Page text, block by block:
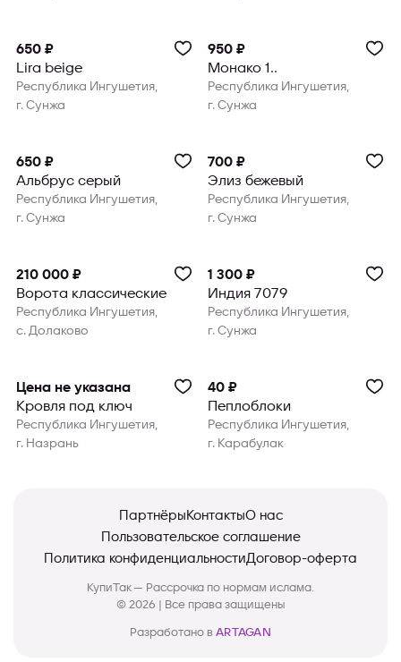
650 ₽
Lira beige
Республика Ингушетия,
г. Сунжа
950 ₽
Монако 1..
Республика Ингушетия,
г. Сунжа
650 ₽
Альбрус серый
Республика Ингушетия,
г. Сунжа
700 ₽
Элиз бежевый
Республика Ингушетия,
г. Сунжа
210 000 ₽
Ворота классические
Республика Ингушетия,
с. Долаково
1 300 ₽
Индия 7079
Республика Ингушетия,
г. Сунжа
Цена не указана
Кровля под ключ
Республика Ингушетия,
г. Назрань
40 ₽
Пеплоблоки
Республика Ингушетия,
г. Карабулак
ПартнёрыКонтактыО нас
Пользовательское соглашение
Политика конфиденциальностиДоговор-оферта
КупиТак — Рассрочка по нормам ислама.
© 2026 | Все права защищены
Разработано в ARTAGAN